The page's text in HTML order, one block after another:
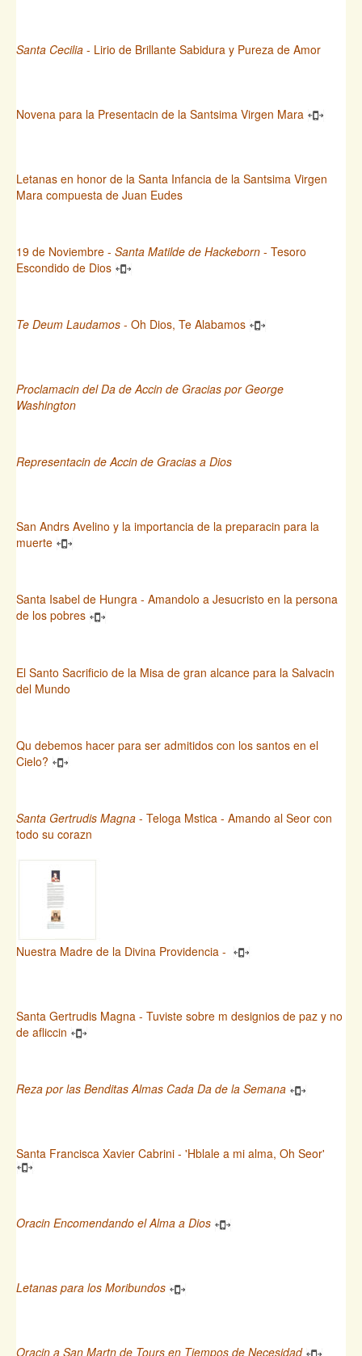
Santa Cecilia - Lirio de Brillante Sabidura y Pureza de Amor
Novena para la Presentacin de la Santsima Virgen Mara
Letanas en honor de la Santa Infancia de la Santsima Virgen
Mara compuesta de Juan Eudes
19 de Noviembre - Santa Matilde de Hackeborn - Tesoro
Escondido de Dios
Te Deum Laudamos - Oh Dios, Te Alabamos
Proclamacin del Da de Accin de Gracias por George
Washington
Representacin de Accin de Gracias a Dios
San Andrs Avelino y la importancia de la preparacin para la
muerte
Santa Isabel de Hungra - Amandolo a Jesucristo en la persona
de los pobres
El Santo Sacrificio de la Misa de gran alcance para la Salvacin
del Mundo
Qu debemos hacer para ser admitidos con los santos en el
Cielo?
Santa Gertrudis Magna - Teloga Mstica - Amando al Seor con
todo su corazn
Nuestra Madre de la Divina Providencia -
Santa Gertrudis Magna - Tuviste sobre m designios de paz y no
de afliccin
Reza por las Benditas Almas Cada Da de la Semana
Santa Francisca Xavier Cabrini - 'Hblale a mi alma, Oh Seor'
Oracin Encomendando el Alma a Dios
Letanas para los Moribundos
Oracin a San Martn de Tours en Tiempos de Necesidad